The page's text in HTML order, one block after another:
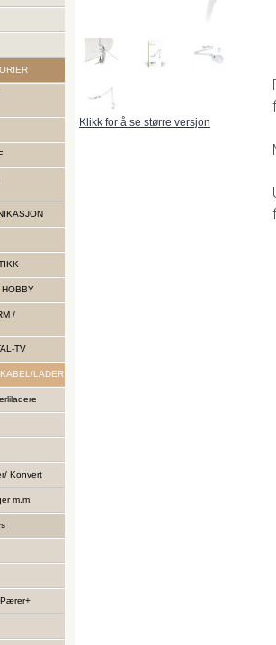
/
TV
LADER
Konvert
m.m.
Klikk for å se større versjon